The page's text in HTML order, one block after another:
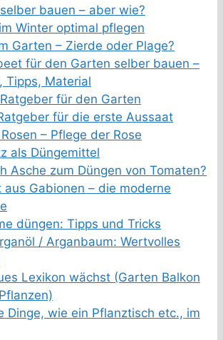
bauen – aber wie?
Winter optimal pflegen
Garten – Zierde oder Plage?
für den Garten selber bauen –
Tipps, Material
für den Garten
für die erste Aussaat
– Pflege der Rose
als Düngemittel
Asche zum Düngen von Tomaten?
aus Gabionen – die moderne
düngen: Tipps und Tricks
/ Arganbaum: Wertvolles
Lexikon wächst (Garten Balkon
Dinge, wie ein Pflanztisch etc., im